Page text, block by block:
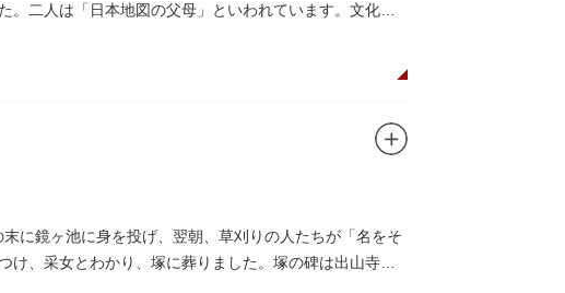
。二人は「日本地図の父母」といわれています。文化元
に鏡ヶ池に身を投げ、翌朝、草刈りの人たちが「名をそ
、采女とわかり、塚に葬りました。塚の碑は出山寺